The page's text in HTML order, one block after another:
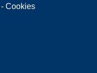
- Cookies